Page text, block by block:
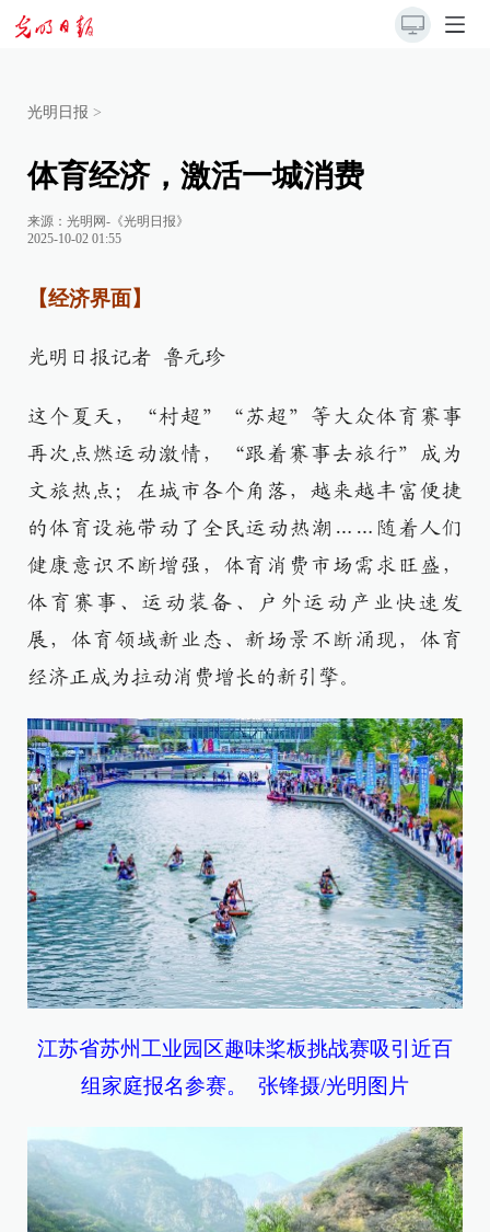
光明日报 >
体育经济，激活一城消费
来源： 光明网-《光明日报》
2025-10-02 01:55
【经济界面】
光明日报记者 鲁元珍
这个夏天，“村超”“苏超”等大众体育赛事
再次点燃运动激情，“跟着赛事去旅行”成为
文旅热点；在城市各个角落，越来越丰富便捷
的体育设施带动了全民运动热潮……随着人们
健康意识不断增强，体育消费市场需求旺盛，
体育赛事、运动装备、户外运动产业快速发
展，体育领域新业态、新场景不断涌现，体育
经济正成为拉动消费增长的新引擎。
江苏省苏州工业园区趣味桨板挑战赛吸引近百
组家庭报名参赛。 张锋摄/光明图片